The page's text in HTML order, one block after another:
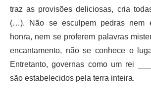
traz as provisões deliciosas, cria
(…). Não se esculpem pedras nem
honra, nem se proferem palavras
encantamento, não se conhece o
Entretanto, governas como um rei
são estabelecidos pela terra inteira.